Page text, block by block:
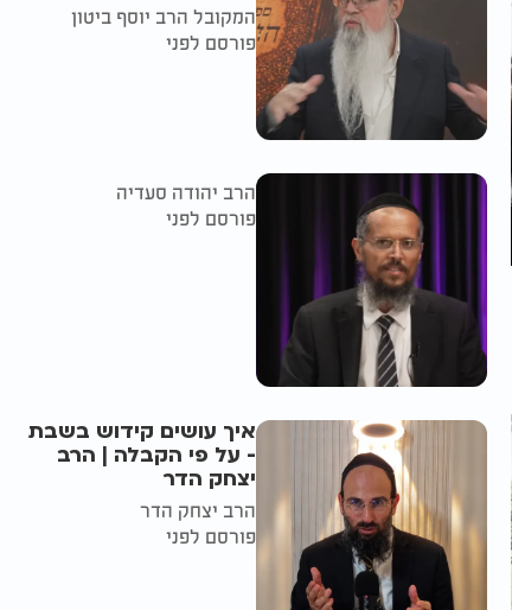
המקובל הרב יוסף ביטון
פורסם לפני
הרב יהודה סעדיה
פורסם לפני
איך עושים קידוש בשבת
- על פי הקבלה | הרב
יצחק הדר
הרב יצחק הדר
פורסם לפני